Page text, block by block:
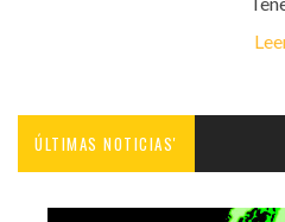
ÚLTIMAS NOTICIAS'